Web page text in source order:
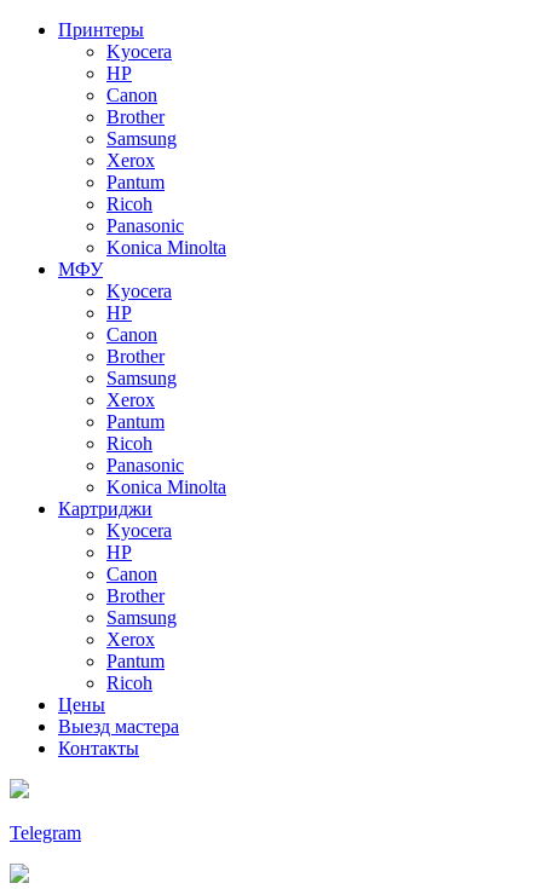
Принтеры
Kyocera
HP
Canon
Brother
Samsung
Xerox
Pantum
Ricoh
Panasonic
Konica Minolta
МФУ
Kyocera
HP
Canon
Brother
Samsung
Xerox
Pantum
Ricoh
Panasonic
Konica Minolta
Картриджи
Kyocera
HP
Canon
Brother
Samsung
Xerox
Pantum
Ricoh
Цены
Выезд мастера
Контакты
Telegram